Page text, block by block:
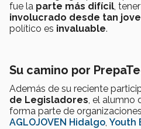
fue la parte más difícil,
involucrado desde tan
político es invaluable.
Su camino por
Además de su reciente
de Legisladores, el alumno
forma parte de
AGLOJOVEN Hidalgo, Youth